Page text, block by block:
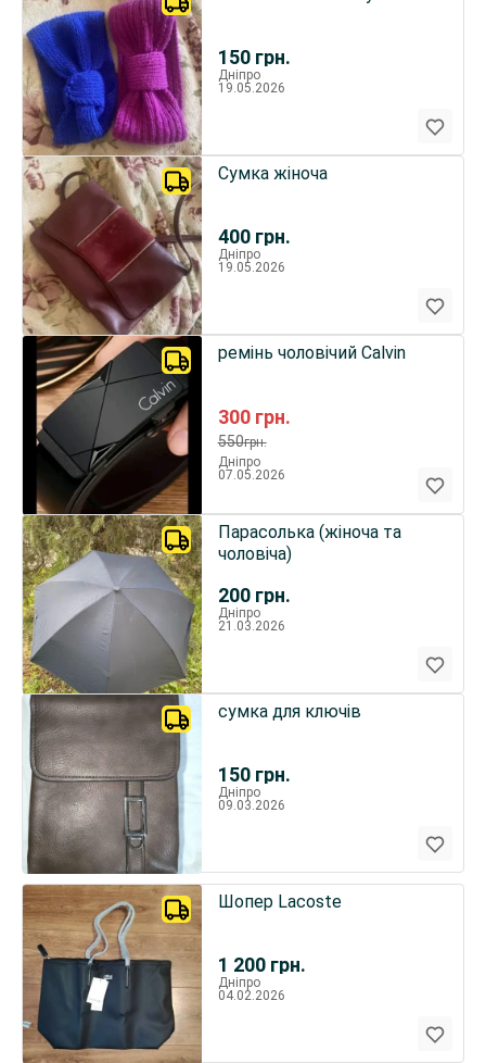
150 грн.
Дніпро
19.05.2026
400 грн.
Сумка жіноча
Дніпро
19.05.2026
300 грн.
550грн.
ремінь чоловічий Calvin
Дніпро
07.05.2026
200 грн.
Парасолька (жіноча та
чоловіча)
Дніпро
21.03.2026
150 грн.
сумка для ключів
Дніпро
09.03.2026
1 200 грн.
Шопер Lacoste
Дніпро
04.02.2026